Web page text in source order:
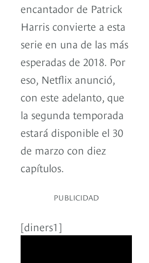
encantador de Patrick
Harris convierte a esta
serie en una de las más
esperadas de 2018. Por
eso, Netflix anunció,
con este adelanto, que
la segunda temporada
estará disponible el 30
de marzo con diez
capítulos.
PUBLICIDAD
[diners1]